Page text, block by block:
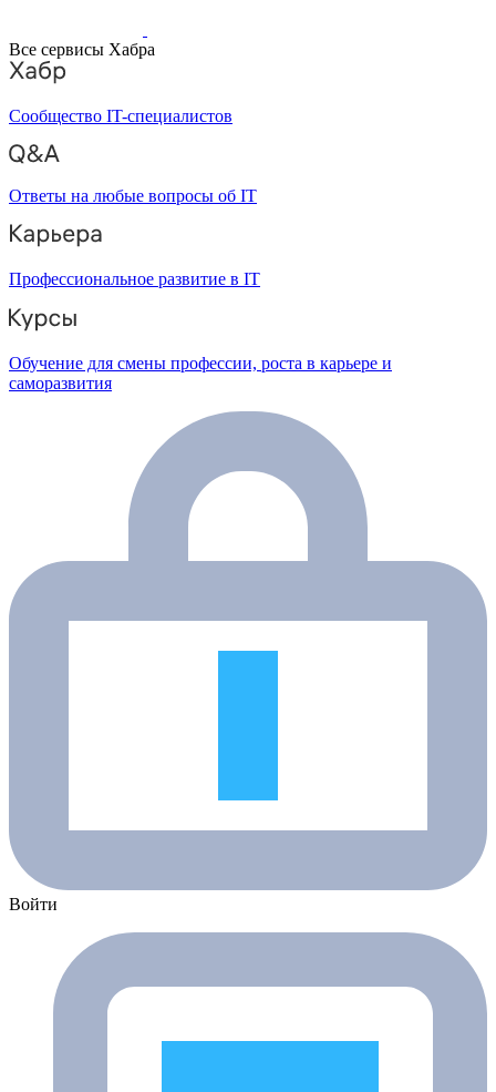
Все сервисы Хабра
Сообщество IT-специалистов
Ответы на любые вопросы об IT
Профессиональное развитие в IT
Обучение для смены профессии, роста в карьере и
саморазвития
Войти